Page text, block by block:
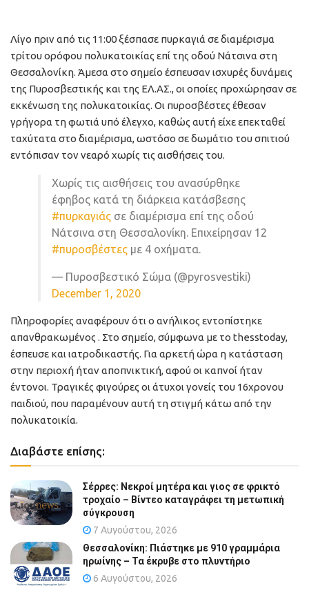
Λίγο πριν από τις 11:00 ξέσπασε πυρκαγιά σε διαμέρισμα
τρίτου ορόφου πολυκατοικίας επί της οδού Νάτσινα στη
Θεσσαλονίκη. Άμεσα στο σημείο έσπευσαν ισχυρές δυνάμεις
της Πυροσβεστικής και της ΕΛ.ΑΣ., οι οποίες προχώρησαν σε
εκκένωση της πολυκατοικίας. Οι πυροσβέστες έθεσαν
γρήγορα τη φωτιά υπό έλεγχο, καθώς αυτή είχε επεκταθεί
ταχύτατα στο διαμέρισμα, ωστόσο σε δωμάτιο του σπιτιού
εντόπισαν τον νεαρό χωρίς τις αισθήσεις του.
Χωρίς τις αισθήσεις του ανασύρθηκε
έφηβος κατά τη διάρκεια κατάσβεσης
#πυρκαγιάς σε διαμέρισμα επί της οδού
Νάτσινα στη Θεσσαλονίκη. Επιχείρησαν 12
#πυροσβέστες με 4 οχήματα.
— Πυροσβεστικό Σώμα (@pyrosvestiki)
December 1, 2020
Πληροφορίες αναφέρουν ότι ο ανήλικος εντοπίστηκε
απανθρακωμένος . Στο σημείο, σύμφωνα με το thesstoday,
έσπευσε και ιατροδικαστής. Για αρκετή ώρα η κατάσταση
στην περιοχή ήταν αποπνικτική, αφού οι καπνοί ήταν
έντονοι. Τραγικές φιγούρες οι άτυχοι γονείς του 16χρονου
παιδιού, που παραμένουν αυτή τη στιγμή κάτω από την
πολυκατοικία.
Διαβάστε επίσης:
Σέρρες: Νεκροί μητέρα και γιος σε φρικτό
τροχαίο – Βίντεο καταγράφει τη μετωπική
σύγκρουση
7 Αυγούστου, 2026
Θεσσαλονίκη: Πιάστηκε με 910 γραμμάρια
ηρωίνης – Τα έκρυβε στο πλυντήριο
6 Αυγούστου, 2026